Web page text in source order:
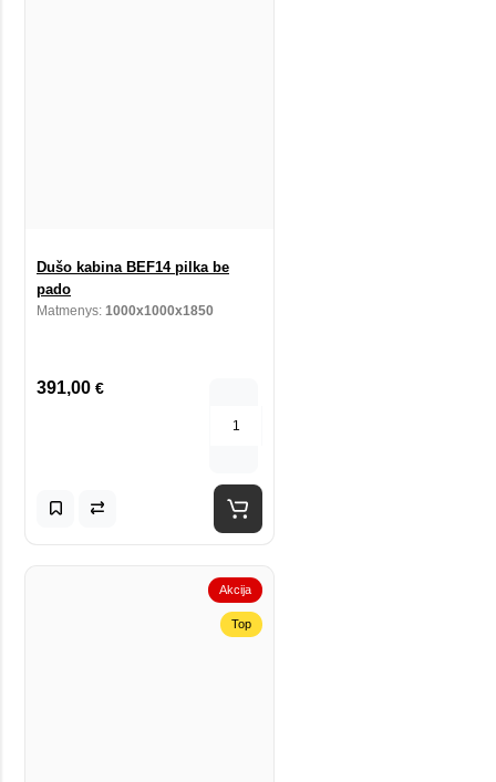
Dušo kabina BEF14 pilka be
pado
Matmenys: 1000x1000x1850
391,00 €
Akcija
Top